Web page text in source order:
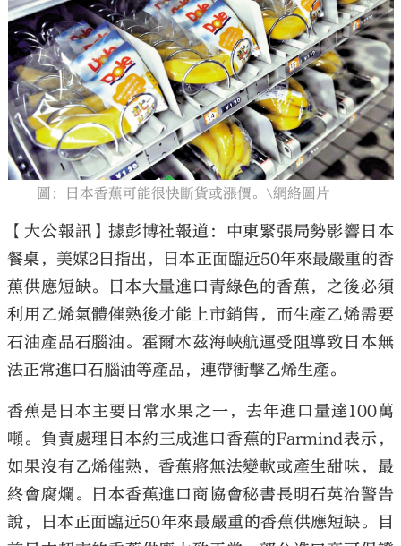
大公文匯
圖：日本香蕉可能很快斷貨或漲價。\網絡圖片
【大公報訊】據彭博社報道：中東緊張局勢影響日本
餐桌，美媒2日指出，日本正面臨近50年來最嚴重的香
蕉供應短缺。日本大量進口青綠色的香蕉，之後必須
利用乙烯氣體催熟後才能上市銷售，而生產乙烯需要
石油產品石腦油。霍爾木茲海峽航運受阻導致日本無
法正常進口石腦油等產品，連帶衝擊乙烯生產。
香蕉是日本主要日常水果之一，去年進口量達100萬
噸。負責處理日本約三成進口香蕉的Farmind表示，
如果沒有乙烯催熟，香蕉將無法變軟或產生甜味，最
終會腐爛。日本香蕉進口商協會秘書長明石英治警告
說，日本正面臨近50年來最嚴重的香蕉供應短缺。目